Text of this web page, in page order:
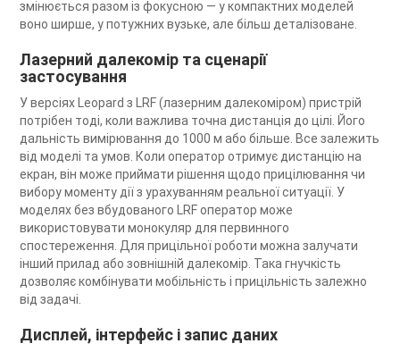
змінюється разом із фокусною — у компактних моделей
воно ширше, у потужних вузьке, але більш деталізоване.
Лазерний далекомір та сценарії
застосування
У версіях Leopard з LRF (лазерним далекоміром) пристрій
потрібен тоді, коли важлива точна дистанція до цілі. Його
дальність вимірювання до 1000 м або більше. Все залежить
від моделі та умов. Коли оператор отримує дистанцію на
екран, він може приймати рішення щодо прицілювання чи
вибору моменту дії з урахуванням реальної ситуації. У
моделях без вбудованого LRF оператор може
використовувати монокуляр для первинного
спостереження. Для прицільної роботи можна залучати
інший прилад або зовнішній далекомір. Така гнучкість
дозволяє комбінувати мобільність і прицільність залежно
від задачі.
Дисплей, інтерфейс і запис даних